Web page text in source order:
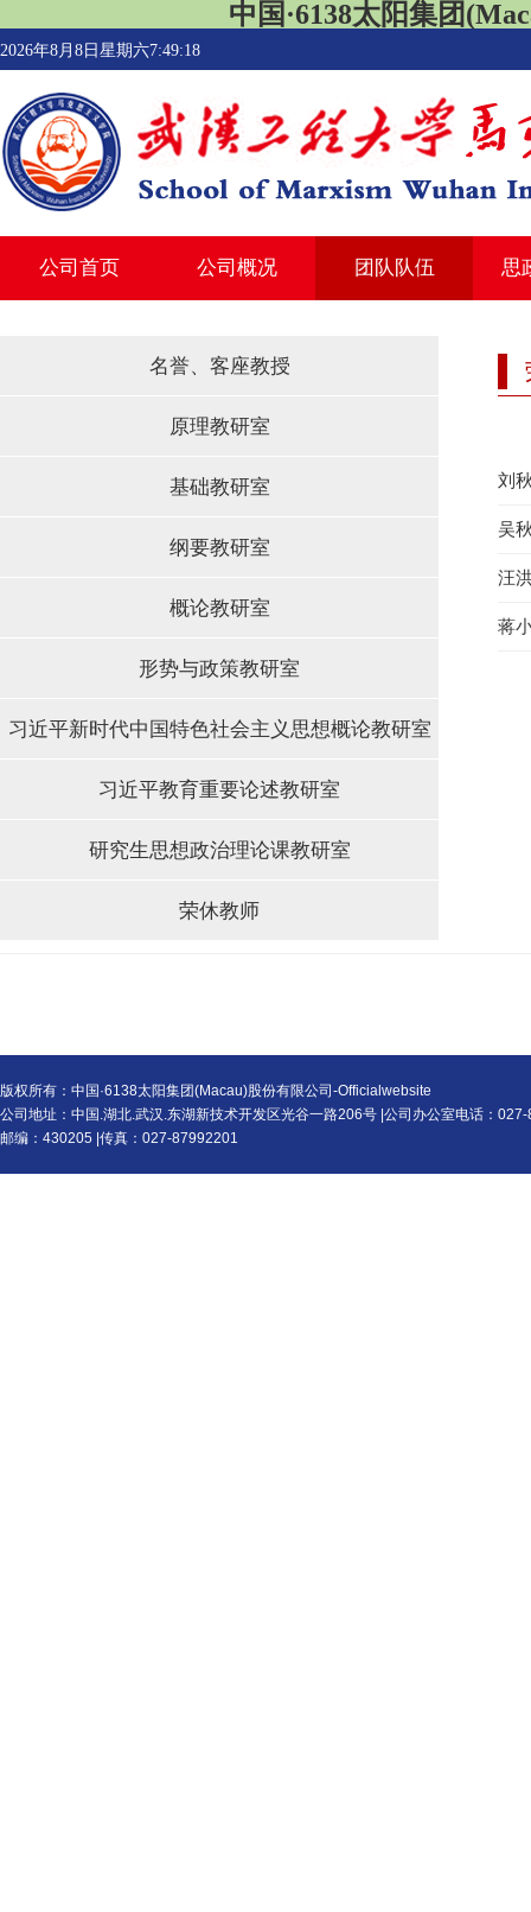
中国·6138太阳集团
2026年8月8日星期六7:49:18
公司首页 公司概况 团队队伍 思
名誉、客座教授
原理教研室
基础教研室
纲要教研室
概论教研室
形势与政策教研室
习近平新时代中国特色社会主义思想概论教研室
习近平教育重要论述教研室
研究生思想政治理论课教研室
荣休教师
刘
吴
汪
蒋
版权所有：中国·6138太阳集团(Macau)股份有限公司-Officialwebsite
公司地址：中国.湖北.武汉.东湖新技术开发区光谷一路206号 |公司办公室电话：
邮编：430205 |传真：027-87992201